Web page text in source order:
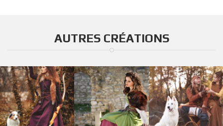
AUTRES CRÉATIONS